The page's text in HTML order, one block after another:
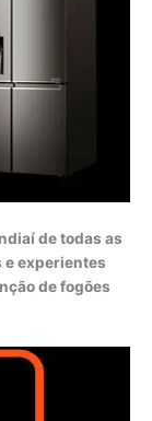
de todas as
e experientes
de fogões